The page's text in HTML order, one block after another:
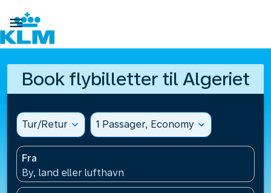

Book flybilletter til Algeriet
Tur/Retur expand_more 1 Passager, Economy expand_more
Fra
By, land eller lufthavn